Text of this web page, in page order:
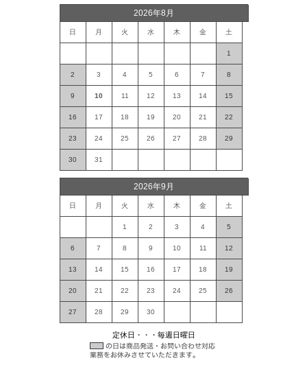
2026年8月
日 月 火 水 木 金 土
1
2 3 4 5 6 7 8
9 10 11 12 13 14 15
16 17 18 19 20 21 22
23 24 25 26 27 28 29
30 31
2026年9月
日 月 火 水 木 金 土
1 2 3 4 5
6 7 8 9 10 11 12
13 14 15 16 17 18 19
20 21 22 23 24 25 26
27 28 29 30
定休日・・・毎週日曜日